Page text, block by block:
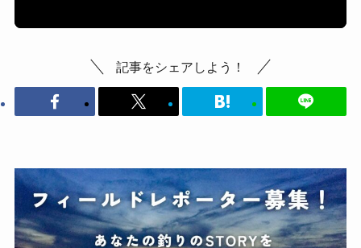
記事をシェアしよう！